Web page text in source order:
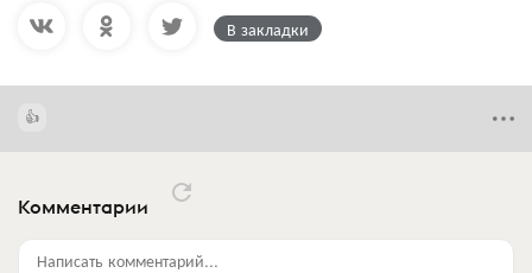
В закладки
Комментарии
Написать комментарий...